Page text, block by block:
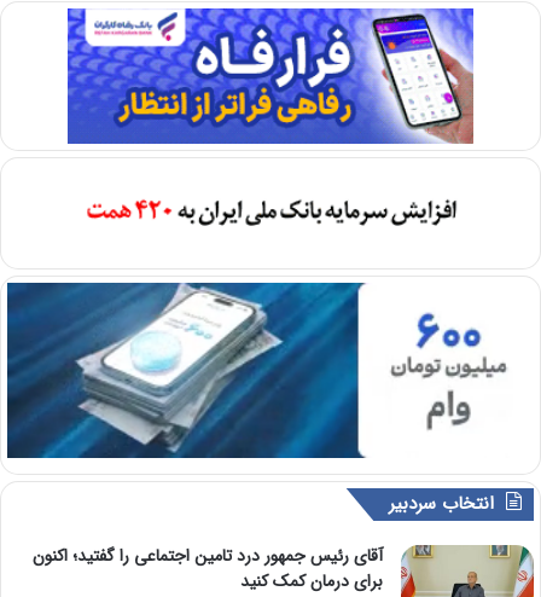
انتخاب سردبیر
آقای رئیس جمهور درد تامین اجتماعی را گفتید؛ اکنون
برای درمان کمک کنید